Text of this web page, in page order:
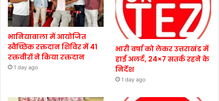
भानियावाला में आयोजित
स्वैच्छिक रक्तदान शिविर में 41
रक्तवीरों ने किया रक्तदान
1 day ago
भारी वर्षा को लेकर उत्तराखंड में
हाई अलर्ट, 24×7 सतर्क रहने के
निर्देश
1 day ago